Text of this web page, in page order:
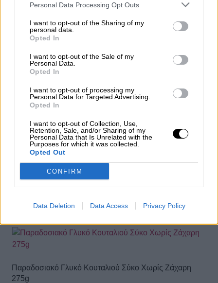
Personal Data Processing Opt Outs
I want to opt-out of the Sharing of my
personal data.
Opted In
I want to opt-out of the Sale of my
Personal Data.
Opted In
I want to opt-out of processing my
Personal Data for Targeted Advertising.
Opted In
I want to opt-out of Collection, Use,
Retention, Sale, and/or Sharing of my
Personal Data that Is Unrelated with the
Purposes for which it was collected.
Opted Out
CONFIRM
Data Deletion Data Access Privacy Policy
ΣΧΕΤΙΚΑ ΠΡΟΪΟΝΤΑ
Παιδικό Άλειμμα FELLOWS Φράουλα
Παιδικό Άλειμμα FELLOWS Φουντουκιού με Σοκολάτα
Παραδοσιακό Γλυκό Κουταλιού Σύκο Χωρίς Ζάχαρη
275g